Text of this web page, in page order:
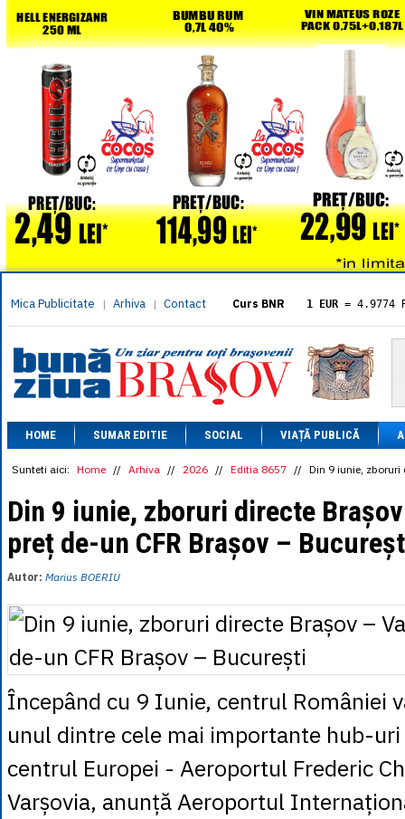
Mica Publicitate | Arhiva | Contact Curs BNR 1 EUR = 4.9774
= 5.8304
1 XAU= 464.4611
1 AED= 1.1933
1 AUD= 2.7957
1 BGN= 2.5449
1 CAD= 3.1559
1 CHF= 5.2813
1 CNY= 0.6015
1 DKK
1 EGP = 0.0860
1 HUF
= 1.2223
1 INR= 0.0513
= 3.0556
= 0.2227
1 NOK= 0.4191
1 RSD= 0.0425
1 RUB = 0.0530
1 SEK = 0.4526
1 TRY
= 0.1141
1 UAH = 0.1048
1 XDR
= 5.9383
1 ZAR= 0.2318
HOME SUMAR EDITIE SOCIAL VIAȚĂ PUBLICĂ
Sunteti aici: Home // Arhiva // 2026 // Editia 8657 // Din 9 iunie, zboruri
Din 9 iunie, zboruri directe
preț de-un CFR Brașov –
Autor: Marius BOERIU
Începând cu 9 Iunie, centrul României
unul dintre cele mai importante hub-uri
centrul Europei - Aeroportul Frederic
Varșovia, anunță Aeroportul